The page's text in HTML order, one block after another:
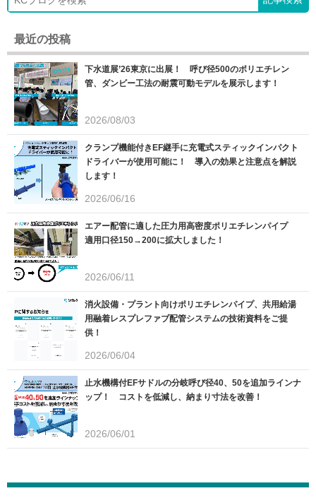
最近の投稿
下水道展’26東京に出展！ 呼び径500のポリエチレン
管、ダンビー工法の耐震可動モデルを展示します！
2026/08/03
クランプ機能付きEF継手に充電式スティックインパクト
ドライバーが使用可能に！ 導入の効果と注意点を解説
します！
2026/06/16
エアー配管に適した圧力用高密度ポリエチレンパイプ
適用口径150→200に拡大しました！
2026/06/11
消火設備・プラント向けポリエチレンパイプ、共用給湯
用融着レスプレファブ配管システムの技術資料をご提
供！
2026/06/04
止水機構付EFサドルの分岐呼び径40、50を追加ラインナ
ップ！ コストを低減し、納まり寸法を改善！
2026/06/01